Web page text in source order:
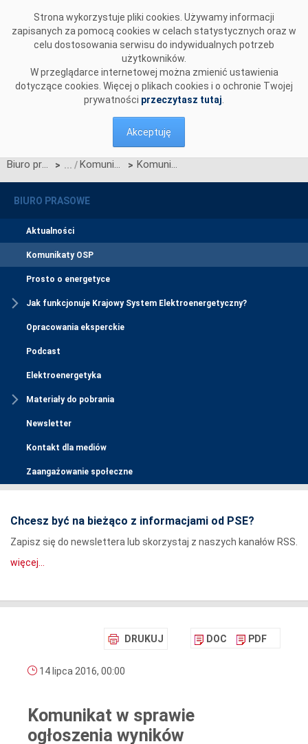
Strona wykorzystuje pliki cookies. Używamy informacji
zapisanych za pomocą cookies w celach statystycznych oraz w
celu dostosowania serwisu do indywidualnych potrzeb
użytkowników.
W przeglądarce internetowej można zmienić ustawienia
dotyczące cookies. Więcej o plikach cookies i o ochronie Twojej
prywatności przeczytasz tutaj
Akceptuję
Biuro prasowe > Komunikaty OSP > Komunikat w sprawie ogłoszenia wyników jednostronnego przetargu miesięcznego na zdolności przesyłowe połączenia PSE S.A. i NEK UKRENERGO na SIERPIEŃ 2016 r.
BIURO PRASOWE
Aktualności
Komunikaty OSP
Prosto o energetyce
Jak funkcjonuje Krajowy System Elektroenergetyczny?
Opracowania eksperckie
Podcast
Elektroenergetyka
Materiały do pobrania
Newsletter
Kontakt dla mediów
Zaangażowanie społeczne
Chcesz być na bieżąco z informacjami od PSE?
Zapisz się do newslettera lub skorzystaj z naszych kanałów RSS.
więcej...
DRUKUJ DOC PDF
14 lipca 2016, 00:00
Komunikat w sprawie
ogłoszenia wyników